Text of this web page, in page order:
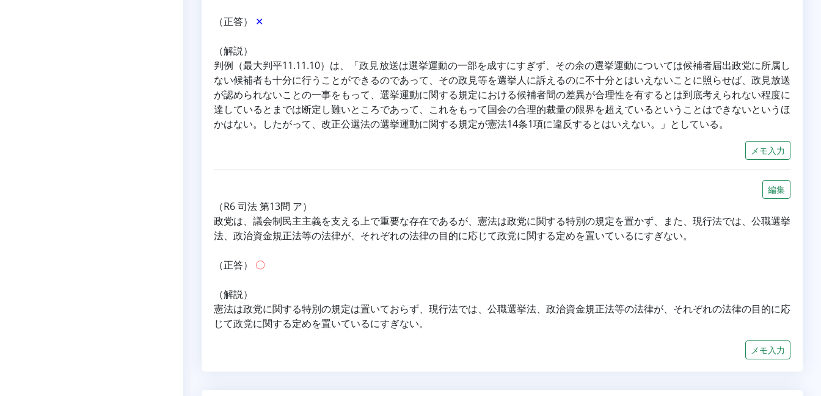
（正答） ✕
（解説）
判例（最大判平11.11.10）は、「政見放送は選挙運動の一部を成すにすぎず、その余の選挙運動については候補者届出政党に所属し
ない候補者も十分に行うことができるのであって、その政見等を選挙人に訴えるのに不十分とはいえないことに照らせば、政見放送
が認められないことの一事をもって、選挙運動に関する規定における候補者間の差異が合理性を有するとは到底考えられない程度に
達しているとまでは断定し難いところであって、これをもって国会の合理的裁量の限界を超えているということはできないというほ
かはない。したがって、改正公選法の選挙運動に関する規定が憲法14条1項に違反するとはいえない。」としている。
メモ入力
編集
（R6 司法 第13問 ア）
政党は、議会制民主主義を支える上で重要な存在であるが、憲法は政党に関する特別の規定を置かず、また、現行法では、公職選挙
法、政治資金規正法等の法律が、それぞれの法律の目的に応じて政党に関する定めを置いているにすぎない。
（正答） 〇
（解説）
憲法は政党に関する特別の規定は置いておらず、現行法では、公職選挙法、政治資金規正法等の法律が、それぞれの法律の目的に応
じて政党に関する定めを置いているにすぎない。
メモ入力